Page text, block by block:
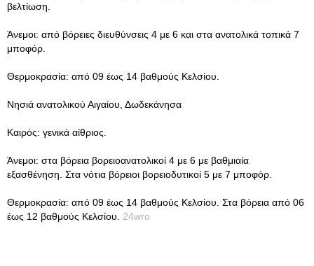
βελτίωση.
Άνεμοι: από βόρειες διευθύνσεις 4 με 6 και στα ανατολικά τοπικά 7
μποφόρ.
Θερμοκρασία: από 09 έως 14 βαθμούς Κελσίου.
Νησιά ανατολικού Αιγαίου, Δωδεκάνησα
Καιρός: γενικά αίθριος.
Άνεμοι: στα βόρεια βορειοανατολικοί 4 με 6 με βαθμιαία
εξασθένηση. Στα νότια βόρειοι βορειοδυτικοί 5 με 7 μποφόρ.
Θερμοκρασία: από 09 έως 14 βαθμούς Κελσίου. Στα βόρεια από 06
έως 12 βαθμούς Κελσίου. 24wro